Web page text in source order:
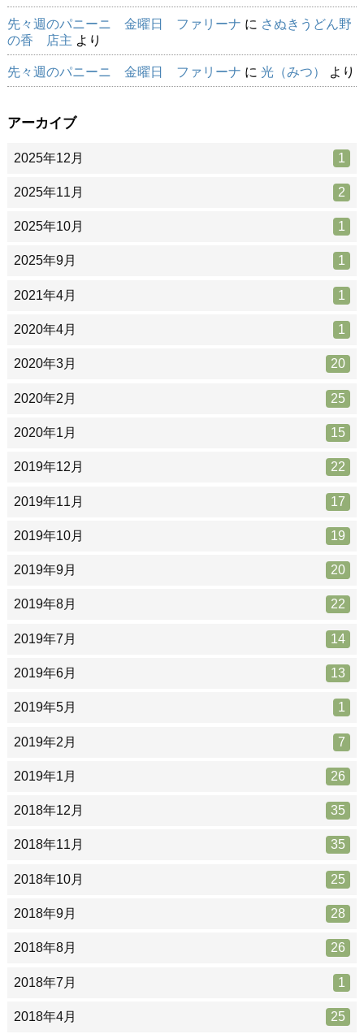
先々週のパニーニ 金曜日 ファリーナ に さぬきうどん野
の香 店主 より
先々週のパニーニ 金曜日 ファリーナ に 光（みつ） より
アーカイブ
2025年12月 1
2025年11月 2
2025年10月 1
2025年9月 1
2021年4月 1
2020年4月 1
2020年3月 20
2020年2月 25
2020年1月 15
2019年12月 22
2019年11月 17
2019年10月 19
2019年9月 20
2019年8月 22
2019年7月 14
2019年6月 13
2019年5月 1
2019年2月 7
2019年1月 26
2018年12月 35
2018年11月 35
2018年10月 25
2018年9月 28
2018年8月 26
2018年7月 1
2018年4月 25